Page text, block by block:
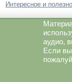
Интересное и
аудио,
Если вы